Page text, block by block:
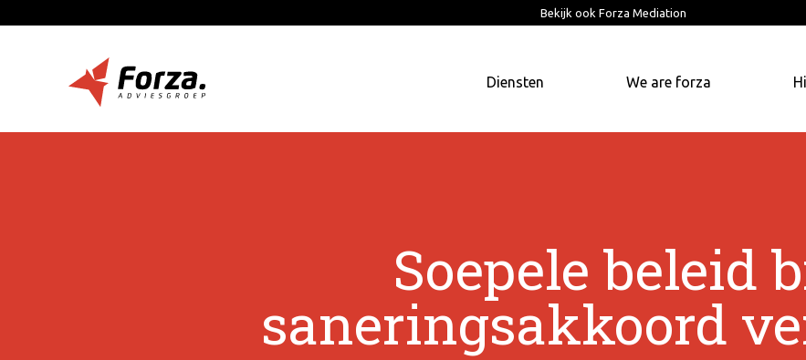
Bekijk ook Forza Mediation
Diensten We are forza
Soepele beleid
saneringsakkoord